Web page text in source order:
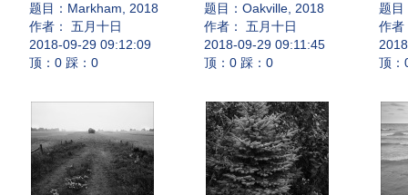
题目： Markham, 2018
作者： 五月十日
2018-09-29 09:12:09
顶：0 踩：0
题目： Oakville, 2018
作者： 五月十日
2018-09-29 09:11:45
顶：0 踩：0
题目
作者
顶：